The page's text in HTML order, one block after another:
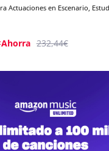
Actuaciones en Escenario,
232,44€